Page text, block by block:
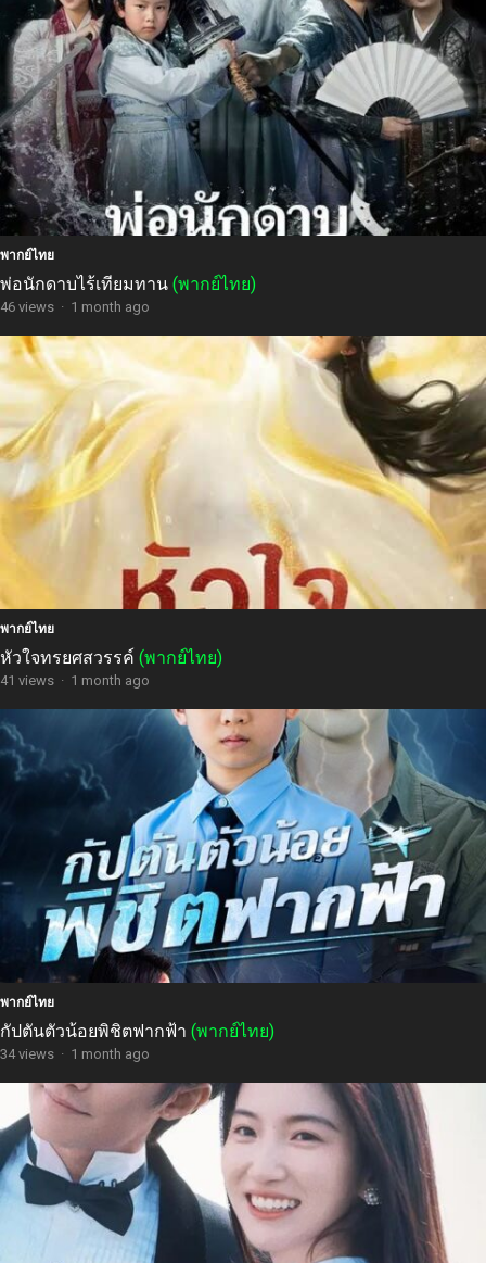
พากย์ไทย
พ่อนักดาบไร้เทียมทาน (พากย์ไทย)
46 views · 1 month ago
พากย์ไทย
หัวใจทรยศสวรรค์ (พากย์ไทย)
41 views · 1 month ago
พากย์ไทย
กัปตันตัวน้อยพิชิตฟากฟ้า (พากย์ไทย)
34 views · 1 month ago